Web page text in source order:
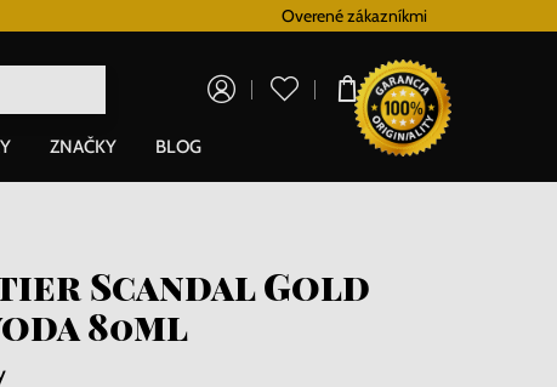
Overené zákazníkmi
0,00 €
ZNAČKY BLOG
Scandal Gold
80ml